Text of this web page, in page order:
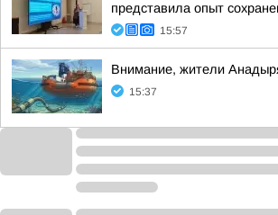
представила опыт
15:57
Внимание, жители
15:37